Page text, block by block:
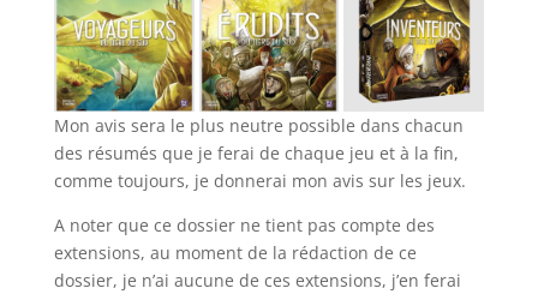
Mon avis sera le plus neutre possible dans chacun
des résumés que je ferai de chaque jeu et à la fin,
comme toujours, je donnerai mon avis sur les jeux.
A noter que ce dossier ne tient pas compte des
extensions, au moment de la rédaction de ce
dossier, je n’ai aucune de ces extensions, j’en ferai